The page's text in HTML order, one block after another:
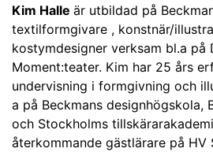
Kim Halle är utbildad på
textilformgivare , konstnär/
kostymdesigner verksam bl.a på
Moment:teater. Kim har 25 års
undervisning i formgivning och
a på Beckmans designhögskola,
och Stockholms
återkommande gästlärare på HV